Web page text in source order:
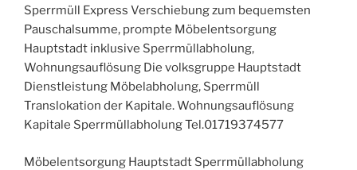
Sperrmüll Express Verschiebung zum bequemsten
Pauschalsumme, prompte Möbelentsorgung
Hauptstadt inklusive Sperrmüllabholung,
Wohnungsauflösung Die volksgruppe Hauptstadt
Dienstleistung Möbelabholung, Sperrmüll
Translokation der Kapitale. Wohnungsauflösung
Kapitale Sperrmüllabholung Tel.01719374577
Möbelentsorgung Hauptstadt Sperrmüllabholung